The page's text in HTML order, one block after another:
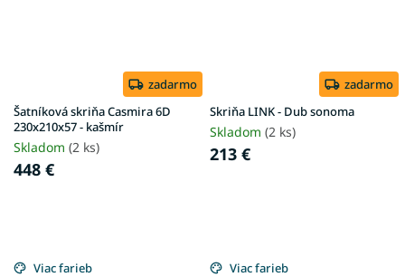
zadarmo
Šatníková skriňa Casmira 6D
230x210x57 - kašmír
Skladom (2 ks)
448 €
zadarmo
Skriňa LINK - Dub sonoma
Skladom (2 ks)
213 €
Viac farieb Viac farieb